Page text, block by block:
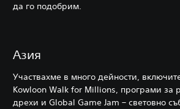
да го подобрим.
Азия
Участвахме в много дейности,
Kowloon Walk for Millions, програми за
дрехи и Global Game Jam – световно